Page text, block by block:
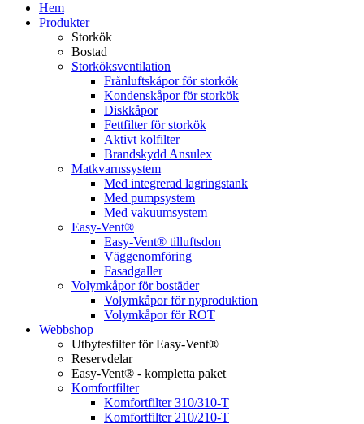
Hem
Produkter
Storkök
Bostad
Storköksventilation
Frånluftskåpor för storkök
Kondenskåpor för storkök
Diskkåpor
Fettfilter för storkök
Aktivt kolfilter
Brandskydd Ansulex
Matkvarnssystem
Med integrerad lagringstank
Med pumpsystem
Med vakuumsystem
Easy-Vent®
Easy-Vent® tilluftsdon
Väggenomföring
Fasadgaller
Volymkåpor för bostäder
Volymkåpor för nyproduktion
Volymkåpor för ROT
Webbshop
Utbytesfilter för Easy-Vent®
Reservdelar
Easy-Vent® - kompletta paket
Komfortfilter
Komfortfilter 310/310-T
Komfortfilter 210/210-T